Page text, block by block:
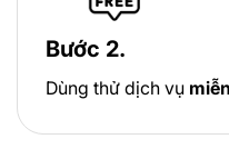
Bước 2.
Dùng thử dịch vụ